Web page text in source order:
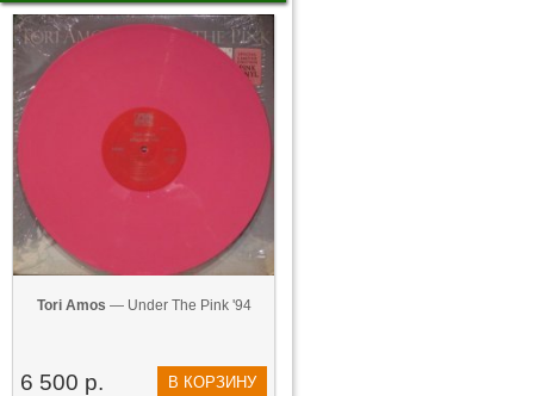
Tori Amos — Under The Pink '94
6 500 р. В КОРЗИНУ